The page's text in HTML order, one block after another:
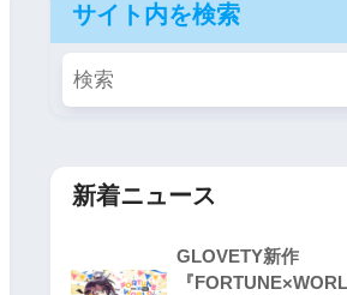
サイト内を検索
新着ニュース
GLOVETY新作
『